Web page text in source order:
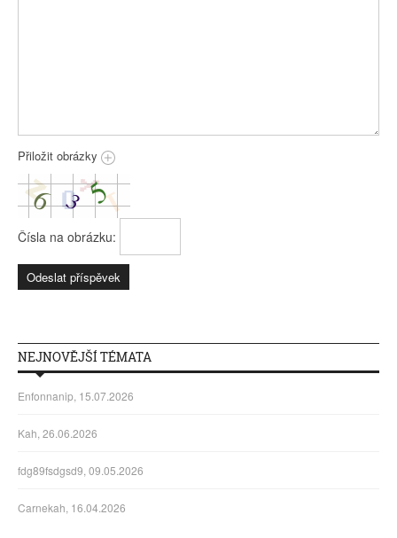
Přiložit obrázky
Čísla na obrázku:
NEJNOVĚJŠÍ TÉMATA
Enfonnanip, 15.07.2026
Kah, 26.06.2026
fdg89fsdgsd9, 09.05.2026
Carnekah, 16.04.2026